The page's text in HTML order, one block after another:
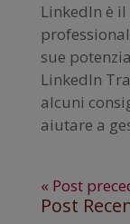
LinkedIn è
sue
LinkedIn
alcuni
aiutare a
« Post
Post